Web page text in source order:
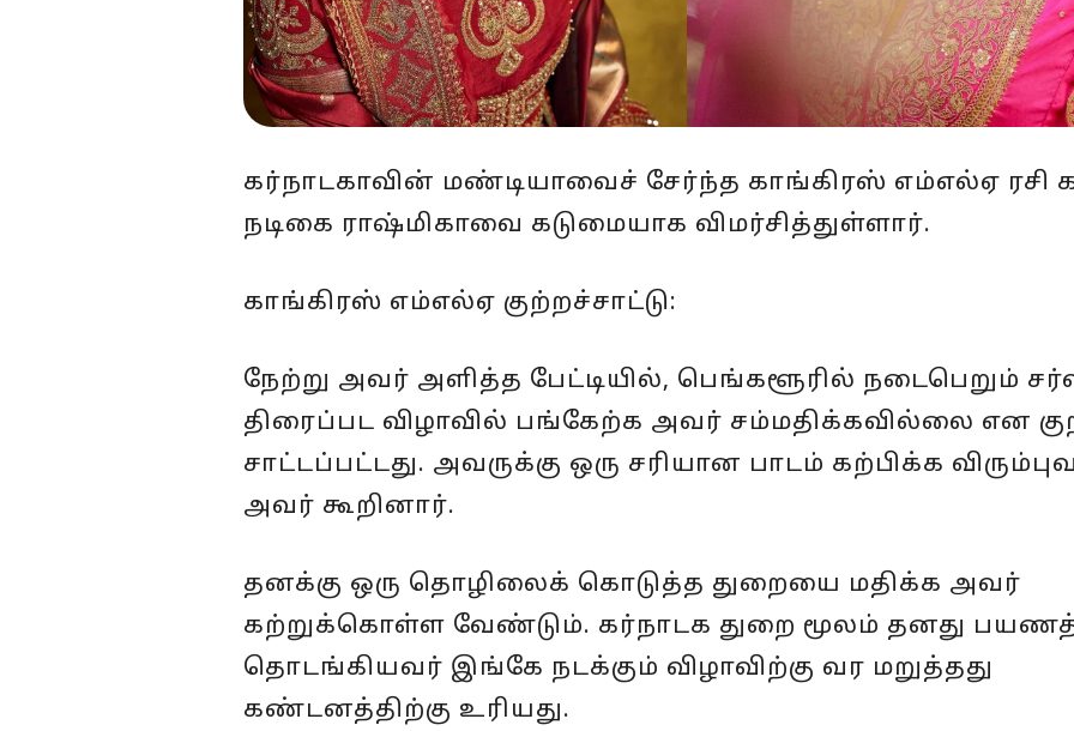
கர்நாடகாவின் மண்டியாவைச் சேர்ந்த காங்கிரஸ் எம்எல்ஏ ரசி
நடிகை ராஷ்மிகாவை கடுமையாக விமர்சித்துள்ளார்.
காங்கிரஸ் எம்எல்ஏ குற்றச்சாட்டு:
நேற்று அவர் அளித்த பேட்டியில், பெங்களூரில் நடைபெறும்
திரைப்பட விழாவில் பங்கேற்க அவர் சம்மதிக்கவில்லை என
சாட்டப்பட்டது. அவருக்கு ஒரு சரியான பாடம் கற்பிக்க
அவர் கூறினார்.
தனக்கு ஒரு தொழிலைக் கொடுத்த துறையை மதிக்க அவர்
கற்றுக்கொள்ள வேண்டும். கர்நாடக துறை மூலம் தனது
தொடங்கியவர் இங்கே நடக்கும் விழாவிற்கு வர மறுத்தது
கண்டனத்திற்கு உரியது.